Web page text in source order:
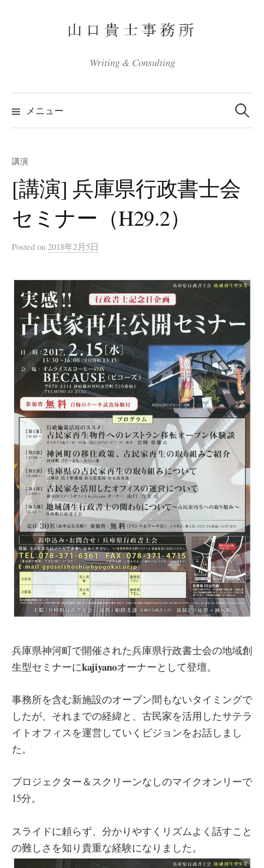
へ
ス
プ
Writing & Consulting
メニュー
検
索:
講演
[講演] 兵庫県行政書士会
セミナー（H29.2）
Posted on 2018年2月5日
兵庫県神河町で開催された兵庫県行政書士会の地域創
生型セミナーにkajiyanoオーナーとして登壇。
事務所を含む新施設のオープン間もないタイミングで
したが、それまでの経緯と、古民家を活用したサテラ
イトオフィスを運営していくビジョンをお話しまし
た。
プロジェクター＆スクリーンなしのマイクオンリーで
15分。
スライドに頼らず、分かりやすくリズムよく話すこと
の難しさを知り貴重な経験になりました。